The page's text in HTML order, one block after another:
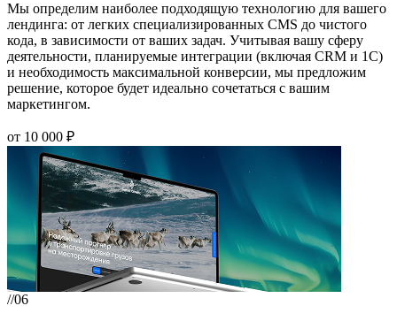
Мы определим наиболее подходящую технологию для вашего
лендинга: от легких специализированных CMS до чистого
кода, в зависимости от ваших задач. Учитывая вашу сферу
деятельности, планируемые интеграции (включая CRM и 1С)
и необходимость максимальной конверсии, мы предложим
решение, которое будет идеально сочетаться с вашим
маркетингом.
от 10 000 ₽
//06